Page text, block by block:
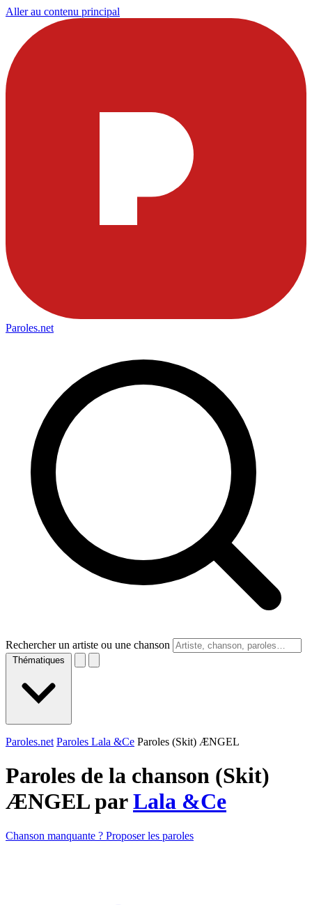
Aller au contenu principal
Paroles.net
Rechercher un artiste ou une chanson
Thématiques
Paroles.net Paroles Lala &Ce Paroles (Skit) ÆNGEL
Paroles de la chanson (Skit)
ÆNGEL parLala &Ce
Chanson manquante ? Proposer les paroles